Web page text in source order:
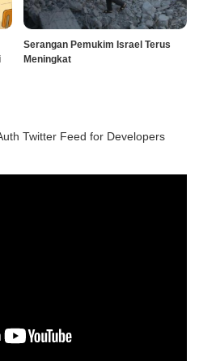
Serangan Pemukim Israel Terus
Meningkat
Twitter Feed for Developers